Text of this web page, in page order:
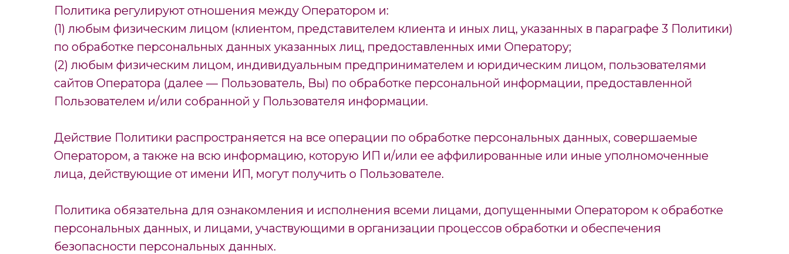
Политика регулируют отношения между Оператором и:
(1) любым физическим лицом (клиентом, представителем клиента и иных лиц, указанных в параграфе 3 Политики)
по обработке персональных данных указанных лиц, предоставленных ими Оператору;
(2) любым физическим лицом, индивидуальным предпринимателем и юридическим лицом, пользователями
сайтов Оператора (далее — Пользователь, Вы) по обработке персональной информации, предоставленной
Пользователем и/или собранной у Пользователя информации.
Действие Политики распространяется на все операции по обработке персональных данных, совершаемые
Оператором, а также на всю информацию, которую ИП и/или ее аффилированные или иные уполномоченные
лица, действующие от имени ИП, могут получить о Пользователе.
Политика обязательна для ознакомления и исполнения всеми лицами, допущенными Оператором к обработке
персональных данных, и лицами, участвующими в организации процессов обработки и обеспечения
безопасности персональных данных.